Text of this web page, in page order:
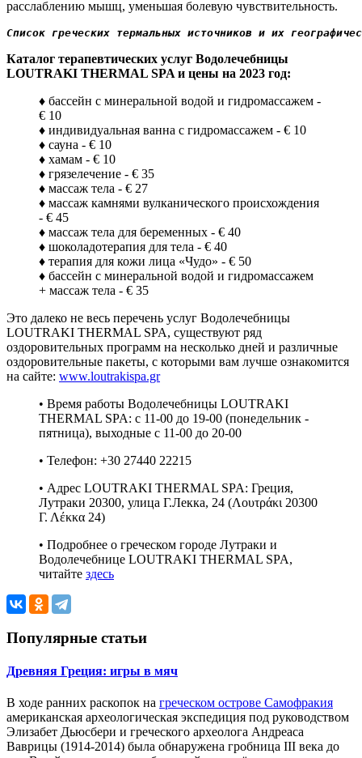
расслаблению мышц, уменьшая болевую чувствительность.
Список греческих термальных источников и их
Каталог терапевтических услуг Водолечебницы
LOUTRAKI THERMAL SPA и цены на 2023 год:
♦ бассейн с минеральной водой и гидромассажем -
€ 10
♦ индивидуальная ванна с гидромассажем - € 10
♦ сауна - € 10
♦ хамам - € 10
♦ грязелечение - € 35
♦ массаж тела - € 27
♦ массаж камнями вулканического происхождения
- € 45
♦ массаж тела для беременных - € 40
♦ шоколадотерапия для тела - € 40
♦ терапия для кожи лица «Чудо» - € 50
♦ бассейн с минеральной водой и гидромассажем
+ массаж тела - € 35
Это далеко не весь перечень услуг Водолечебницы
LOUTRAKI THERMAL SPA, существуют ряд
оздоровительных программ на несколько дней и различные
оздоровительные пакеты, с которыми вам лучше ознакомится
на сайте: www.loutrakispa.gr
• Время работы Водолечебницы LOUTRAKI
THERMAL SPA: с 11-00 до 19-00 (понедельник -
пятница), выходные с 11-00 до 20-00
• Телефон: +30 27440 22215
• Адрес LOUTRAKI THERMAL SPA: Греция,
Лутраки 20300, улица Г.Лекка, 24 (Λουτράκι 20300
Γ. Λέκκα 24)
• Подробнее о греческом городе Лутраки и
Водолечебнице LOUTRAKI THERMAL SPA,
читайте здесь
Популярные статьи
Древняя Греция: игры в мяч
В ходе ранних раскопок на греческом острове Самофракия
американская археологическая экспедиция под руководством
Элизабет Дьюсбери и греческого археолога Андреаса
Ваврицы (1914-2014) была обнаружена гробница III века до